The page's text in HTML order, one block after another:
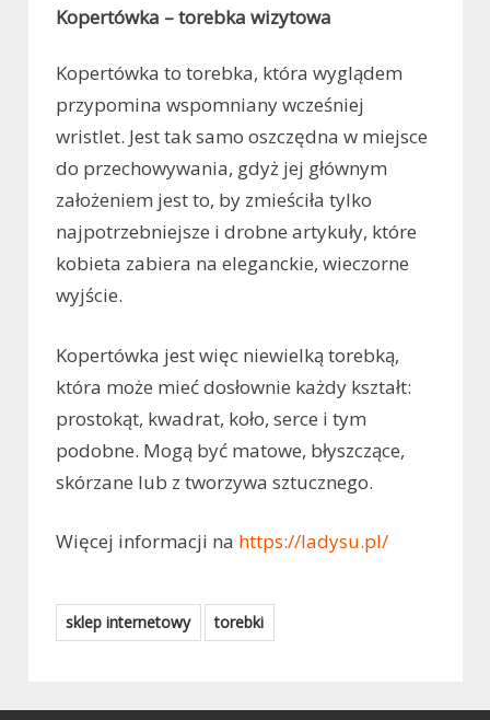
Kopertówka – torebka wizytowa
Kopertówka to torebka, która wyglądem
przypomina wspomniany wcześniej
wristlet. Jest tak samo oszczędna w miejsce
do przechowywania, gdyż jej głównym
założeniem jest to, by zmieściła tylko
najpotrzebniejsze i drobne artykuły, które
kobieta zabiera na eleganckie, wieczorne
wyjście.
Kopertówka jest więc niewielką torebką,
która może mieć dosłownie każdy kształt:
prostokąt, kwadrat, koło, serce i tym
podobne. Mogą być matowe, błyszczące,
skórzane lub z tworzywa sztucznego.
Więcej informacji na https://ladysu.pl/
sklep internetowy torebki